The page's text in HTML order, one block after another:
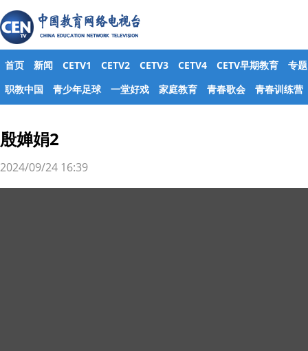
首页 新闻 CETV1 CETV2 CETV3 CETV4 CETV早期教育
专题
职教中国
青少年足球 一堂好戏 家庭教育 青春歌会 青春训练营
殷婵娟2
2024/09/24 16:39